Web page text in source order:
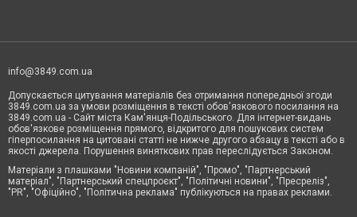
info@3849.com.ua
Допускається цитування матеріалів без отримання попередньої згоди
3849.com.ua за умови розміщення в тексті обов'язкового посилання на
3849.com.ua - Сайт міста Кам'янця-Подільського. Для інтернет-видань
обов'язкове розміщення прямого, відкритого для пошукових систем
гіперпосилання на цитовані статті не нижче другого абзацу в тексті або в
якості джерела. Порушення виняткових прав переслідується Законом.
Матеріали з плашками "Новини компаній", "Промо", "Партнерський
матеріал", "Партнерський спецпроєкт", "Політичні новини", "Пресреліз",
"PR", "Офіційно", "Політична реклама" публікуються на правах реклами.